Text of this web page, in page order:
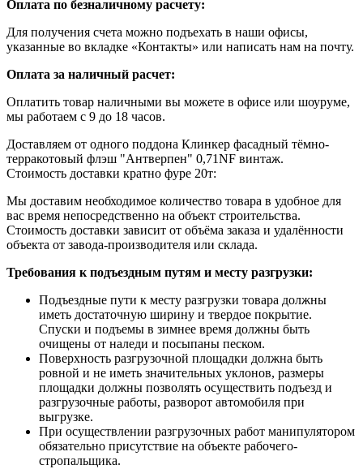
Оплата по безналичному расчету:
Для получения счета можно подъехать в наши офисы,
указанные во вкладке «Контакты» или написать нам на почту.
Оплата за наличный расчет:
Оплатить товар наличными вы можете в офисе или шоуруме,
мы работаем с 9 до 18 часов.
Доставляем от одного поддона Клинкер фасадный тёмно-
терракотовый флэш "Антверпен" 0,71NF винтаж.
Стоимость доставки кратно фуре 20т:
Мы доставим необходимое количество товара в удобное для
вас время непосредственно на объект строительства.
Стоимость доставки зависит от объёма заказа и удалённости
объекта от завода-производителя или склада.
Требования к подъездным путям и месту разгрузки:
Подъездные пути к месту разгрузки товара должны
иметь достаточную ширину и твердое покрытие.
Спуски и подъемы в зимнее время должны быть
очищены от наледи и посыпаны песком.
Поверхность разгрузочной площадки должна быть
ровной и не иметь значительных уклонов, размеры
площадки должны позволять осуществить подъезд и
разгрузочные работы, разворот автомобиля при
выгрузке.
При осуществлении разгрузочных работ манипулятором
обязательно присутствие на объекте рабочего-
стропальщика.